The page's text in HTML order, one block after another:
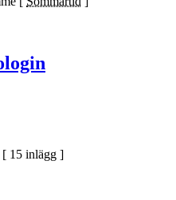
[ 15 inlägg ]